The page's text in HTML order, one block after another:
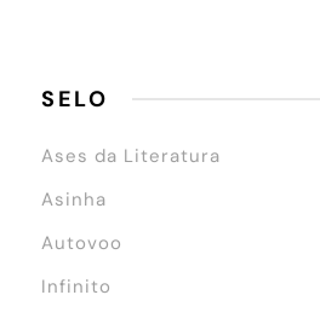
SELO
Ases da Literatura
Asinha
Autovoo
Infinito